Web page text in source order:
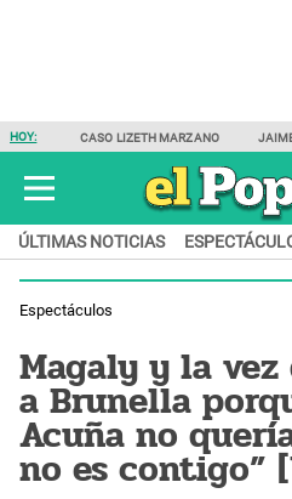
HOY: CASO LIZETH MARZANO
ÚLTIMAS NOTICIAS
Espectáculos
Magaly y la
a Brunella
Acuña no
no es contigo”